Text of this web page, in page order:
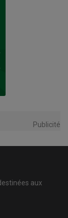
Publicité
aux